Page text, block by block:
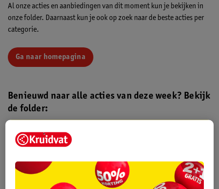
Al onze acties en aanbiedingen van dit moment kun je bekijken in
onze folder. Daarnaast kun je ook op zoek naar de beste acties per
categorie.
Ga naar homepagina
Benieuwd naar alle acties van deze week? Bekijk
de folder:
Kruidvat folder
augustus 2026.